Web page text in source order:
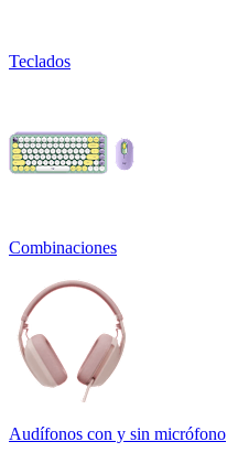
Teclados
Combinaciones
Audífonos con y sin micrófono